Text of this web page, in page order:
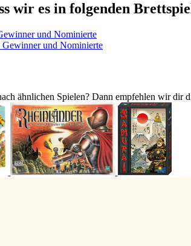
wir es in folgenden
und Nominierte
und Nominierte
ähnlichen Spielen? Dann empfehlen wir dir